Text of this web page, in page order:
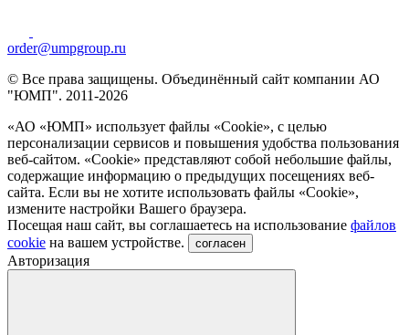
order@umpgroup.ru
© Все права защищены. Объединённый сайт компании АО
"ЮМП". 2011-2026
«АО «ЮМП» использует файлы «Сookie», с целью
персонализации сервисов и повышения удобства пользования
веб-сайтом. «Cookie» представляют собой небольшие файлы,
содержащие информацию о предыдущих посещениях веб-
сайта. Если вы не хотите использовать файлы «Сookie»,
измените настройки Вашего браузера.
Посещая наш сайт, вы соглашаетесь на использование файлов
cookie на вашем устройстве. согласен
Авторизация